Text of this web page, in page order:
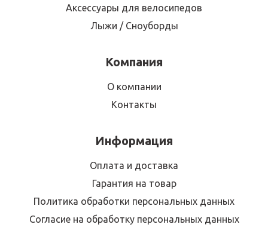
Аксессуары для велосипедов
Лыжи / Сноуборды
Компания
О компании
Контакты
Информация
Оплата и доставка
Гарантия на товар
Политика обработки персональных данных
Согласие на обработку персональных данных